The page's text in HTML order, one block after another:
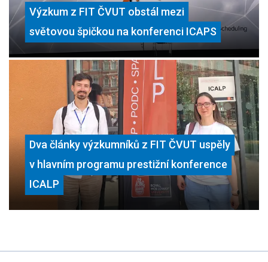
Výzkum z FIT ČVUT obstál mezi
světovou špičkou na konferenci ICAPS
Dva články výzkumníků z FIT ČVUT uspěly
v hlavním programu prestižní konference
ICALP